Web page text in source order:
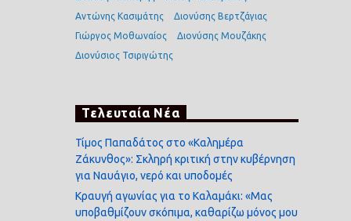
Αντώνης Κασιμάτης
Διονύσης Βερτζάγιας
Γιώργος Μοθωναίος
Διονύσης Μουζάκης
Διονύσιος Τσιριγώτης
Τελευταία Νέα
Τίμος Παπαδάτος στο «Καλημέρα
Ζάκυνθος»: Σκληρή κριτική στην κυβέρνηση
για Ναυάγιο, νερό και υποδομές
Κραυγή αγωνίας για το Καλαμάκι: «Μας
υποβαθμίζουν σκόπιμα, καθαρίζω μόνος μου